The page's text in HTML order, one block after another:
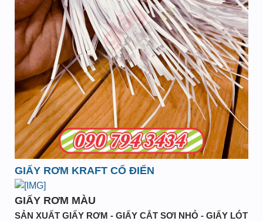
GIẤY RƠM KRAFT CỔ ĐIỂN
GIẤY RƠM MÀU
SẢN XUẤT GIẤY RƠM - GIẤY CẮT SƠI NHỎ - GIẤY LÓT